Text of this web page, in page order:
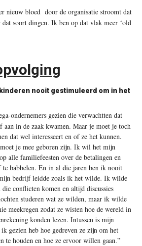
nieuw bloed door de organisatie stroomt dat
soort dingen. Ik ben op dat vlak meer ‘old
kinderen nooit gestimuleerd om in het
ondernemers gezien die verwachtten dat
aan in de zaak kwamen. Maar je moet je toch
dat wel interesseert en of ze het kunnen.
je mee geboren zijn. Ik wil het mijn
alle familiefeesten over de betalingen en
te babbelen. En in al die jaren ben ik nooit
bedrijf leidde zoals ik het wilde. Ik wilde
conflicten komen en altijd discussies
studeren wat ze wilden, maar ik wilde
meekregen zodat ze wisten hoe de wereld in
konden lezen. Intussen is mijn
gezien heb hoe gedreven ze zijn om het
te houden en hoe ze ervoor willen gaan.”